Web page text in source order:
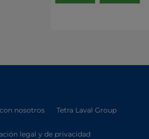
nosotros Tetra Laval Group
legal y de privacidad